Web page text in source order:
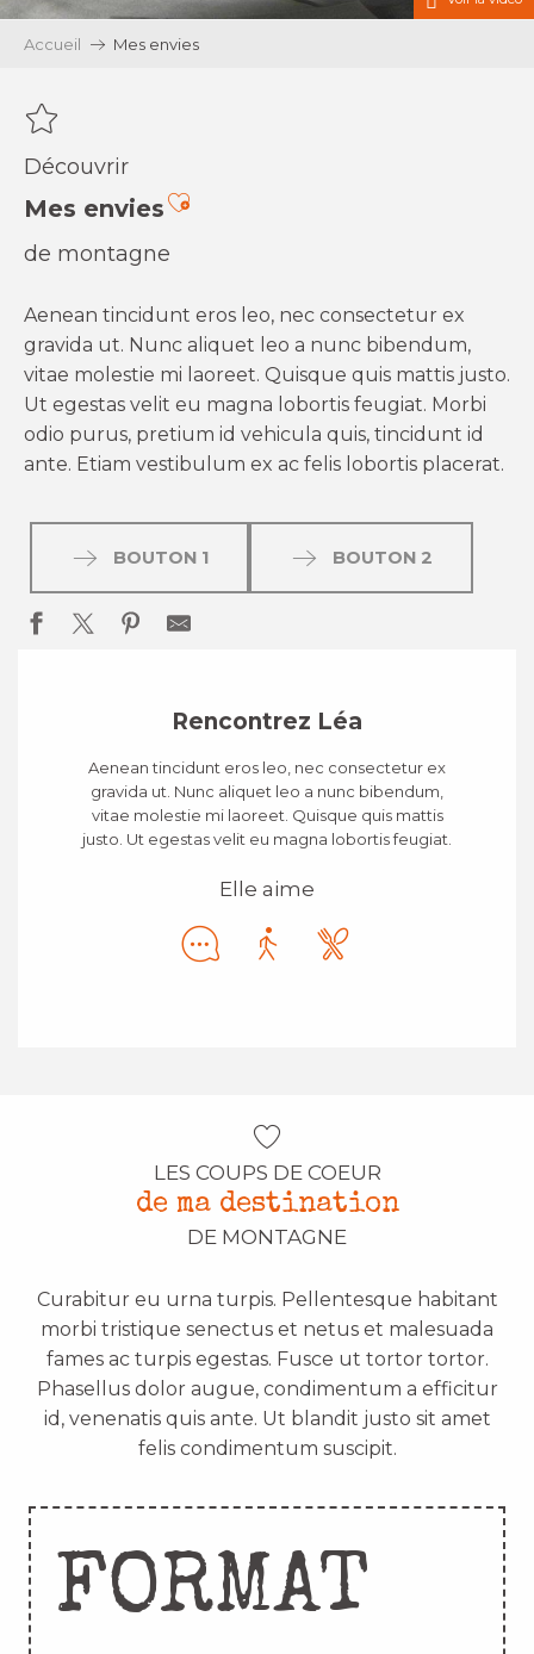
Accueil Mes envies
Découvrir
Mes enviesAjouter aux favoris
de montagne
Aenean tincidunt eros leo, nec consectetur ex
gravida ut. Nunc aliquet leo a nunc bibendum,
vitae molestie mi laoreet. Quisque quis mattis justo.
Ut egestas velit eu magna lobortis feugiat. Morbi
odio purus, pretium id vehicula quis, tincidunt id
ante. Etiam vestibulum ex ac felis lobortis placerat.
BOUTON 1 BOUTON 2
Rencontrez Léa
Aenean tincidunt eros leo, nec consectetur ex
gravida ut. Nunc aliquet leo a nunc bibendum,
vitae molestie mi laoreet. Quisque quis mattis
justo. Ut egestas velit eu magna lobortis feugiat.
Elle aime
LES COUPS DE COEUR
de ma destination
DE MONTAGNE
Curabitur eu urna turpis. Pellentesque habitant
morbi tristique senectus et netus et malesuada
fames ac turpis egestas. Fusce ut tortor tortor.
Phasellus dolor augue, condimentum a efficitur
id, venenatis quis ante. Ut blandit justo sit amet
felis condimentum suscipit.
FORMAT